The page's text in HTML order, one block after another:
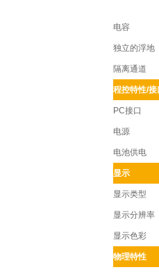
电容
独立的浮地
隔离通道
程控特性/接
PC接口
电源
电池供电
显示
显示类型
显示分辨率
显示色彩
物理特性